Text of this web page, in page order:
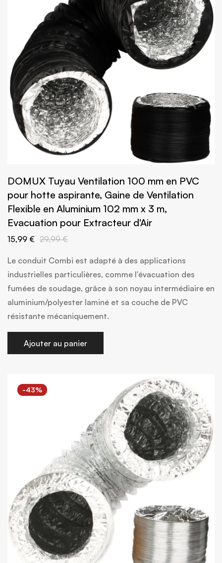
DOMUX Tuyau Ventilation 100 mm en PVC
pour hotte aspirante, Gaine de Ventilation
Flexible en Aluminium 102 mm x 3 m,
Evacuation pour Extracteur d'Air
15,99 € 29,99 €
Le conduit Combi est adapté à des applications
industrielles particulières, comme l'évacuation des
fumées de soudage, grâce à son noyau intermédiaire en
aluminium/polyester laminé et sa couche de PVC
résistante mécaniquement.
Ajouter au panier
-43%